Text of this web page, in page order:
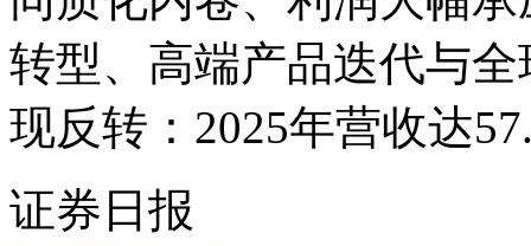
转型、高端产品迭代与
现反转：2025年营收达
证券日报